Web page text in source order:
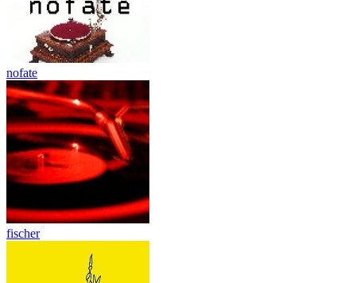
nofate
fischer